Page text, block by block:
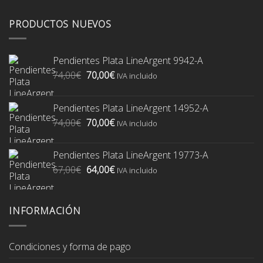
PRODUCTOS NUEVOS
Pendientes Plata LineArgent 9942-A
74,00€ El
era:
74,00€.
70,00€El
es:
70,00€.
IVA incluido
Pendientes Plata LineArgent 14952-A
74,00€ El
era:
74,00€.
70,00€El
es:
70,00€.
IVA incluido
Pendientes Plata LineArgent 19773-A
67,00€ El
64,00€ElIVA incluido
INFORMACIÓN
Condiciones y forma de pago